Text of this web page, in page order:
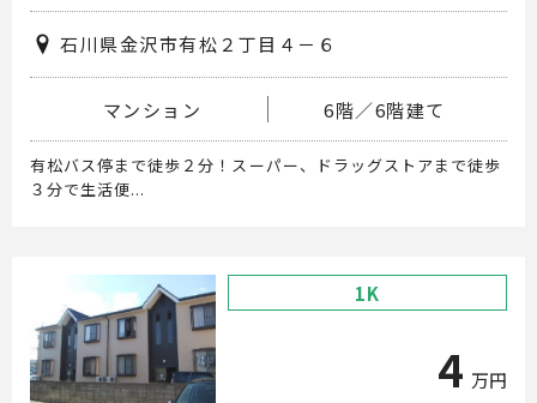
石川県金沢市有松２丁目４－６
マンション 6階／6階建て
有松バス停まで徒歩２分！スーパー、ドラッグストアまで徒歩
３分で生活便...
1K
4 万円